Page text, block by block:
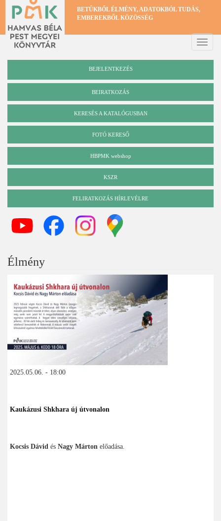
Ugrás
tartalomra
BETŰKBŐL ÉLMÉNY, ADATOKBÓL TUDÁS,
EMBEREKBŐL KÖZÖSSÉG
Toggle
BEJELENTKEZÉS
BEIRATKOZÁS
Katalógus
KERESÉS A KATALÓGUSBAN
FOTÓ KERESŐ
HBPMK webshop
KSZR
FELIRATKOZÁS HÍRLEVÉLRE
Élmény
2025.05.06. - 18:00
Kaukázusi Shkhara új útvonalon
Kocsis Dávid és Nagy Márton előadása.